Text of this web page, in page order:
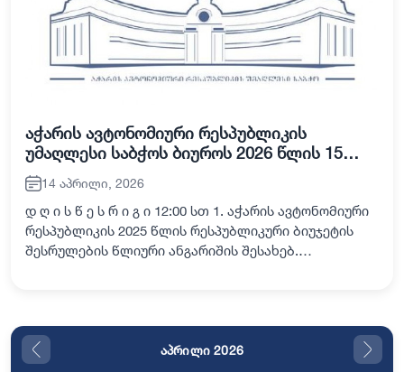
აჭარის ავტონომიური რესპუბლიკის
უმაღლესი საბჭოს ბიუროს 2026 წლის 15
14 აპრილი, 2026
დ ღ ი ს წ ე ს რ ი გ ი 12:00 სთ 1. აჭარის ავტონომიური
რესპუბლიკის 2025 წლის რესპუბლიკური ბიუჯეტის
შესრულების წლიური ანგარიშის შესახებ.
აპრილი 2026